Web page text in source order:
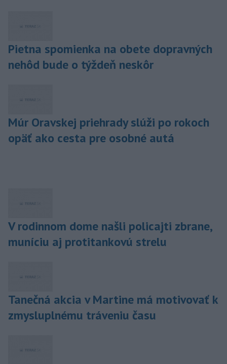
Pietna spomienka na obete dopravných
nehôd bude o týždeň neskôr
Múr Oravskej priehrady slúži po rokoch
opäť ako cesta pre osobné autá
V rodinnom dome našli policajti zbrane,
muníciu aj protitankovú strelu
Tanečná akcia v Martine má motivovať k
zmysluplnému tráveniu času